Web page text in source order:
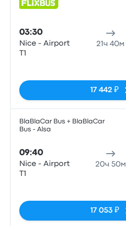
03:30
Nice - Airport
T1
21ч 40м
17 442 ₽
BlaBlaCar Bus + BlaBlaCar
Bus - Alsa
09:40
Nice - Airport
T1
20ч 50м
17 053 ₽